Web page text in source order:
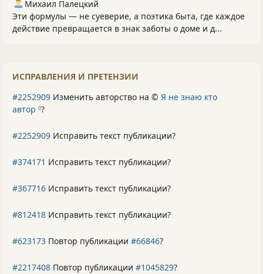
Михаил Палецкий
Эти формулы — не суеверие, а поэтика быта, где каждое
действие превращается в знак заботы о доме и д...
ИСПРАВЛЕНИЯ И ПРЕТЕНЗИИ
#2252909 Изменить авторство на © Я не знаю кто
автор 0?
#2252909 Исправить текст публикации?
#374171 Исправить текст публикации?
#367716 Исправить текст публикации?
#812418 Исправить текст публикации?
#623173 Повтор публикации #66846?
#2217408 Повтор публикации #1045829?